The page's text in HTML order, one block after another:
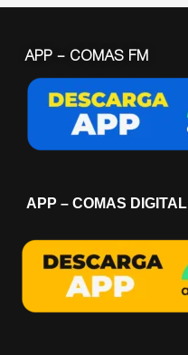
APP – COMAS FM
APP – COMAS DIGITAL